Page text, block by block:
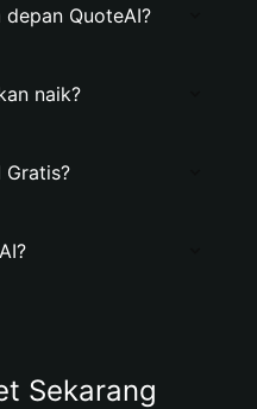
QuoteAI?
naik?
Gratis?
Sekarang